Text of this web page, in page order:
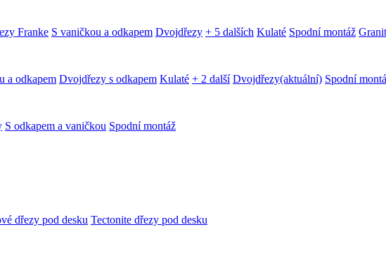
Franke S vaničkou a odkapem Dvojdřezy + 5 dalších Kulaté Spodní montáž
a odkapem Dvojdřezy s odkapem Kulaté + 2 další Dvojdřezy(aktuální) Spodní
S odkapem a vaničkou Spodní montáž
dřezy pod desku Tectonite dřezy pod desku